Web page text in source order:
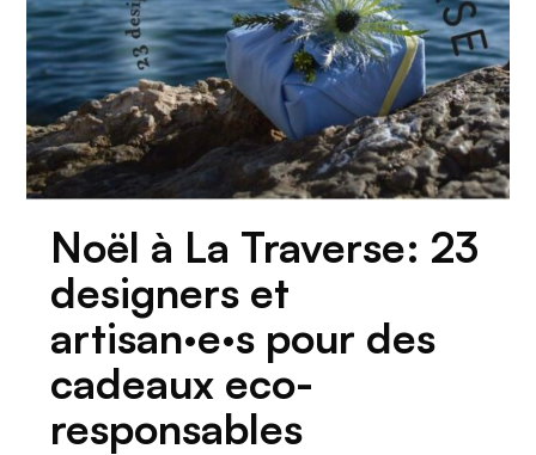
Noël à La Traverse: 23
designers et
artisan·e·s pour des
cadeaux eco-
responsables